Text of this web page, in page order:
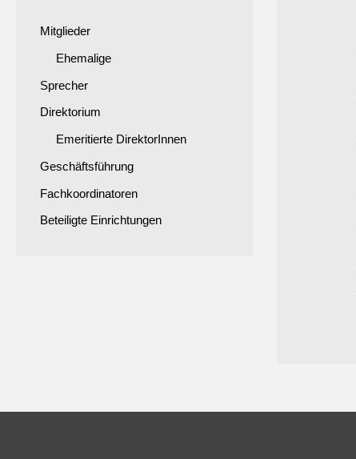
Mitglieder
Ehemalige
Sprecher
Direktorium
Emeritierte DirektorInnen
Geschäftsführung
Fachkoordinatoren
Beteiligte Einrichtungen